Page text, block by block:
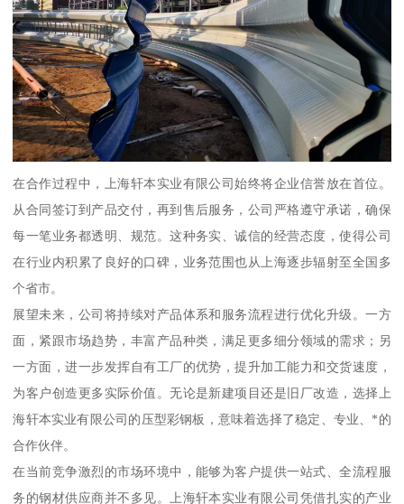
在合作过程中，上海轩本实业有限公司始终将企业信誉放在首位。
从合同签订到产品交付，再到售后服务，公司严格遵守承诺，确保
每一笔业务都透明、规范。这种务实、诚信的经营态度，使得公司
在行业内积累了良好的口碑，业务范围也从上海逐步辐射至全国多
个省市。
展望未来，公司将持续对产品体系和服务流程进行优化升级。一方
面，紧跟市场趋势，丰富产品种类，满足更多细分领域的需求；另
一方面，进一步发挥自有工厂的优势，提升加工能力和交货速度，
为客户创造更多实际价值。无论是新建项目还是旧厂改造，选择上
海轩本实业有限公司的压型彩钢板，意味着选择了稳定、专业、*的
合作伙伴。
在当前竞争激烈的市场环境中，能够为客户提供一站式、全流程服
务的钢材供应商并不多见。上海轩本实业有限公司凭借扎实的产业